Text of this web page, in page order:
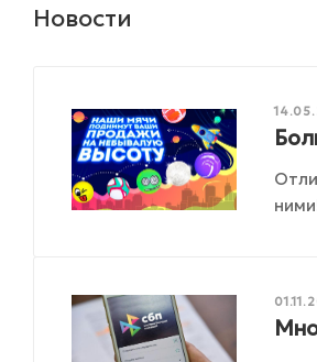
Новости